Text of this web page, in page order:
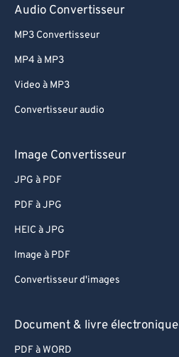
Audio Convertisseur
MP3 Convertisseur
MP4 à MP3
Video à MP3
Convertisseur audio
Image Convertisseur
JPG à PDF
PDF à JPG
HEIC à JPG
Image à PDF
Convertisseur d'images
Document & livre électronique
PDF à WORD